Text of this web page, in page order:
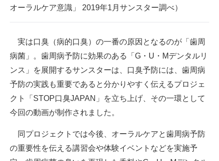
オーラルケア意識」 2019年1月サンスター調べ）
実は口臭（病的口臭）の一番の原因となるのが「歯周
病菌」。歯周病予防に効果のある「G・U・Mデンタルリ
ンス」を展開するサンスターは、口臭予防には、歯周病
予防の実践も重要であると分かりやすく伝えるプロジェ
クト「STOP口臭JAPAN」を立ち上げ、その一環として
今回の動画が制作されました。
同プロジェクトでは今後、オーラルケアと歯周病予防
の重要性を伝える講習会や体験イベントなどを実施予